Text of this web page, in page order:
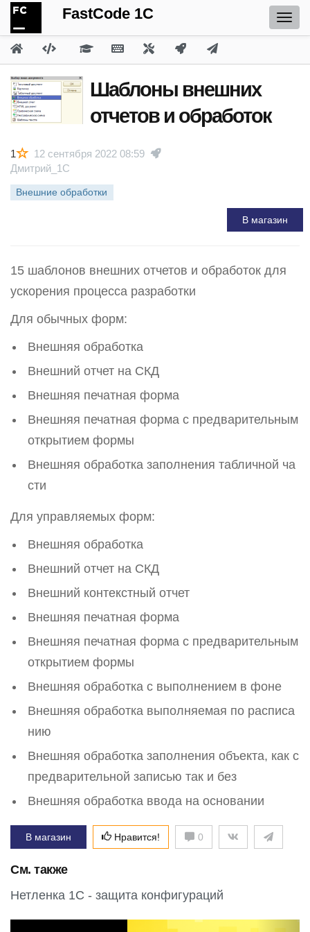
FastCode 1C
Шаблоны внешних
отчетов и обработок
1
12 сентября 2022 08:59
Дмитрий_1С
Внешние обработки
В магазин
15 шаблонов внешних отчетов и обработок для
ускорения процесса разработки
Для обычных форм:
Внешняя обработка
Внешний отчет на СКД
Внешняя печатная форма
Внешняя печатная форма с предварительным
открытием формы
Внешняя обработка заполнения табличной ча
сти
Для управляемых форм:
Внешняя обработка
Внешний отчет на СКД
Внешний контекстный отчет
Внешняя печатная форма
Внешняя печатная форма с предварительным
открытием формы
Внешняя обработка с выполнением в фоне
Внешняя обработка выполняемая по расписа
нию
Внешняя обработка заполнения объекта, как с
предварительной записью так и без
Внешняя обработка ввода на основании
В магазин Нравится! 0
См. также
Нетленка 1С - защита конфигураций